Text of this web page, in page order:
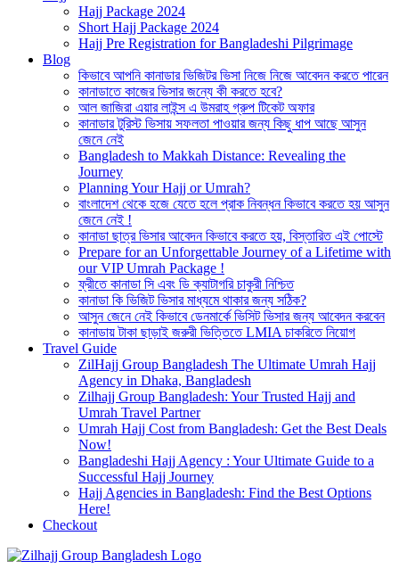
Hajj Package 2024
Short Hajj Package 2024
Hajj Pre Registration for Bangladeshi Pilgrimage
Blog
কিভাবে আপনি কানাডার ভিজিটর ভিসা নিজে নিজে আবেদন করতে পারেন
কানাডাতে কাজের ভিসার জন্যে কী করতে হবে?
আল জাজিরা এয়ার লাইন্স এ উমরাহ গ্রুপ টিকেট অফার
কানাডার টুরিস্ট ভিসায় সফলতা পাওয়ার জন্য কিছু ধাপ আছে আসুন
জেনে নেই
Bangladesh to Makkah Distance: Revealing the
Journey
Planning Your Hajj or Umrah?
বাংলাদেশ থেকে হজে যেতে হলে প্রাক নিবন্ধন কিভাবে করতে হয় আসুন
জেনে নেই !
কানাডা ছাত্র ভিসার আবেদন কিভাবে করতে হয়, বিস্তারিত এই পোস্টে
Prepare for an Unforgettable Journey of a Lifetime with
our VIP Umrah Package !
ফ্রীতে কানাডা সি এবং ডি ক্যাটাগরি চাকুরী নিশ্চিত
কানাডা কি ভিজিট ভিসার মাধ্যমে থাকার জন্য সঠিক?
আসুন জেনে নেই কিভাবে ডেনমার্কে ভিসিট ভিসার জন্য আবেদন করবেন
কানাডায় টাকা ছাড়াই জরুরী ভিত্তিতে LMIA চাকরিতে নিয়োগ
Travel Guide
ZilHajj Group Bangladesh The Ultimate Umrah Hajj
Agency in Dhaka, Bangladesh
Zilhajj Group Bangladesh: Your Trusted Hajj and
Umrah Travel Partner
Umrah Hajj Cost from Bangladesh: Get the Best Deals
Now!
Bangladeshi Hajj Agency : Your Ultimate Guide to a
Successful Hajj Journey
Hajj Agencies in Bangladesh: Find the Best Options
Here!
Checkout